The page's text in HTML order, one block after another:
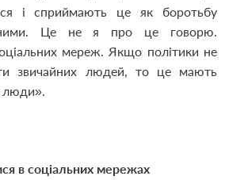
і сприймають це як боротьбу
ними. Це не я про це говорю.
мереж. Якщо політики не
звичайних людей, то це мають
люди».
в соціальних мережах